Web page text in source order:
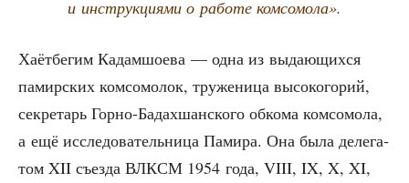
и инструк­ци­я­ми о рабо­те комсомола».
Хаёт­бе­гим Кадам­шо­е­ва — одна из выда­ю­щих­ся
памир­ских ком­со­мо­лок, тру­же­ни­ца высо­ко­го­рий,
сек­ре­тарь Гор­но-Бадах­шан­ско­го обко­ма ком­со­мо­ла,
а ещё иссле­до­ва­тель­ни­ца Пами­ра. Она была деле­га­
том XII съез­да ВЛКСМ 1954 года, VIII, IX, X, XI,